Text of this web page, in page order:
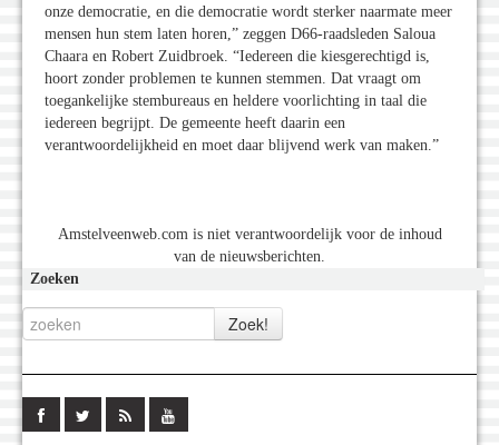
onze democratie, en die democratie wordt sterker naarmate meer
mensen hun stem laten horen,” zeggen D66-raadsleden Saloua
Chaara en Robert Zuidbroek. “Iedereen die kiesgerechtigd is,
hoort zonder problemen te kunnen stemmen. Dat vraagt om
toegankelijke stembureaus en heldere voorlichting in taal die
iedereen begrijpt. De gemeente heeft daarin een
verantwoordelijkheid en moet daar blijvend werk van maken.”
Amstelveenweb.com is niet verantwoordelijk voor de inhoud
van de nieuwsberichten.
Zoeken